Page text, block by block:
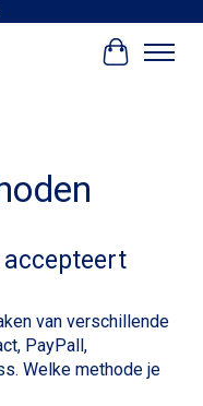
van verschillende
PayPall,
Welke methode je